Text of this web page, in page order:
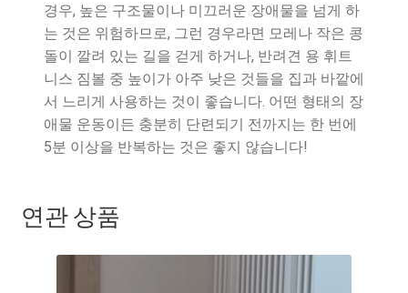
경우, 높은 구조물이나 미끄러운 장애물을 넘게 하
는 것은 위험하므로, 그런 경우라면 모레나 작은 콩
돌이 깔려 있는 길을 걷게 하거나, 반려견 용 휘트
니스 짐볼 중 높이가 아주 낮은 것들을 집과 바깥에
서 느리게 사용하는 것이 좋습니다. 어떤 형태의 장
애물 운동이든 충분히 단련되기 전까지는 한 번에
5분 이상을 반복하는 것은 좋지 않습니다!
연관 상품